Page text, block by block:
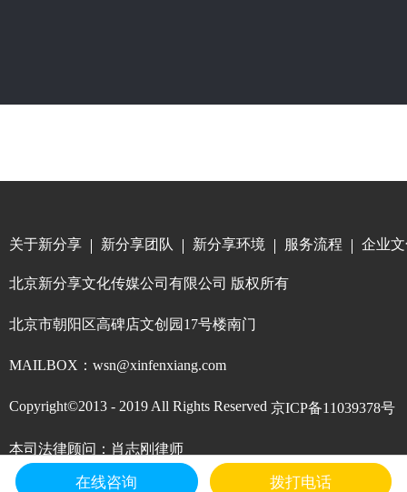
关于新分享 新分享团队 新分享环境 服务流程 企业
北京新分享文化传媒公司有限公司 版权所有
北京市朝阳区高碑店文创园17号楼南门
MAILBOX：wsn@xinfenxiang.com
Copyright©2013 - 2019 All Rights Reserved 京ICP备11039378号
本司法律顾问：肖志刚律师
在线咨询 拨打电话